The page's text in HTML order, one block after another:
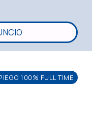
100% FULL TIME